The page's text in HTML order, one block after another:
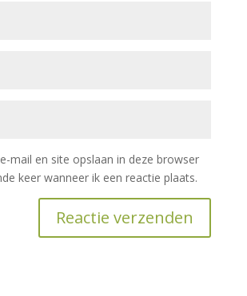
mail en site opslaan in deze browser
keer wanneer ik een reactie plaats.